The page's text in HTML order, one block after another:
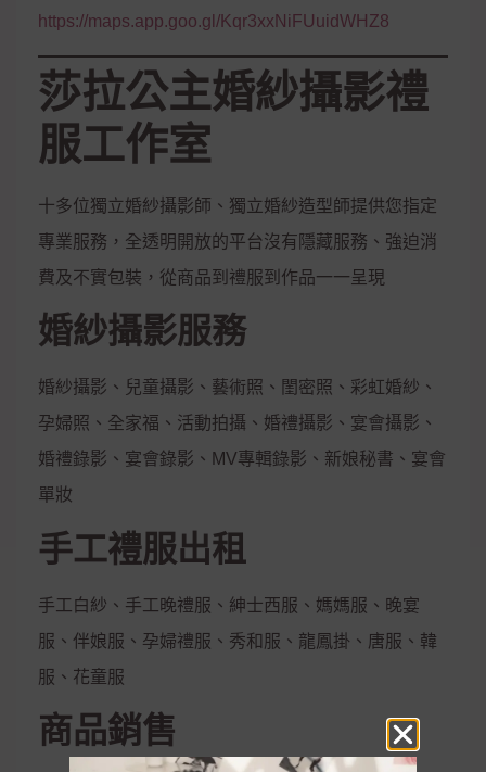
https://maps.app.goo.gl/Kqr3xxNiFUuidWHZ8
莎拉公主婚紗攝影禮
服工作室
十多位獨立婚紗攝影師、獨立婚紗造型師提供您指定
專業服務，全透明開放的平台沒有隱藏服務、強迫消
費及不實包裝，從商品到禮服到作品一一呈現
婚紗攝影服務
婚紗攝影、兒童攝影、藝術照、閨密照、彩虹婚紗、
孕婦照、全家福、活動拍攝、婚禮攝影、宴會攝影、
婚禮錄影、宴會錄影、MV專輯錄影、新娘秘書、宴會
單妝
手工禮服出租
手工白紗、手工晚禮服、紳士西服、媽媽服、晚宴
服、伴娘服、孕婦禮服、秀和服、龍鳳掛、唐服、韓
服、花童服
商品銷售